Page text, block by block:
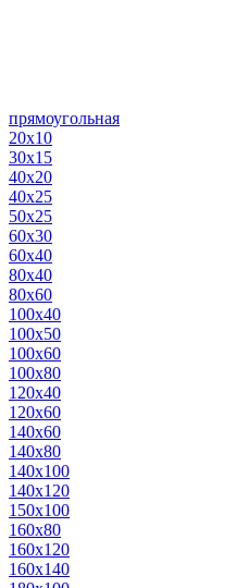
прямоугольная
20х10
30х15
40х20
40х25
50х25
60х30
60х40
80х40
80х60
100х40
100х50
100х60
100х80
120х40
120х60
140х60
140х80
140х100
140х120
150х100
160х80
160х120
160х140